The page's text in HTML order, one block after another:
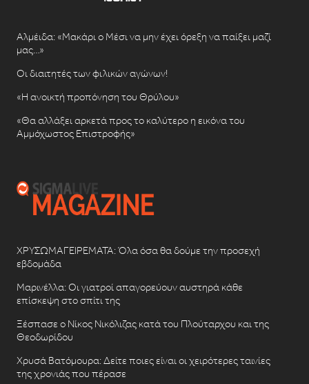
Αλμέιδα: «Μακάρι ο Μέσι να μην έχει όρεξη να παίξει μαζί
μας…»
Οι διαιτητές των φιλικών αγώνων!
«Η ανοικτή προπόνηση του Θρύλου»
«Θα αλλάξει αρκετά προς το καλύτερο η εικόνα του
Αμμόχωστος Επιστροφής»
ΧΡΥΣΩΜΑΓΕΙΡΕΜΑΤΑ: Όλα όσα θα δούμε την προσεχή
εβδομάδα
Μαρινέλλα: Οι γιατροί απαγορεύουν αυστηρά κάθε
επίσκεψη στο σπίτι της
Ξέσπασε ο Νίκος Νικόλιζας κατά του Πλούταρχου και της
Θεοδωρίδου
Χρυσά Βατόμουρα: Δείτε ποιες είναι οι χειρότερες ταινίες
της χρονιάς που πέρασε